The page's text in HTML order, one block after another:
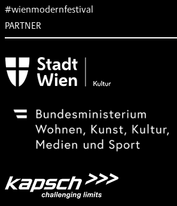
#wienmodernfestival
PARTNER
Subventionsgeber